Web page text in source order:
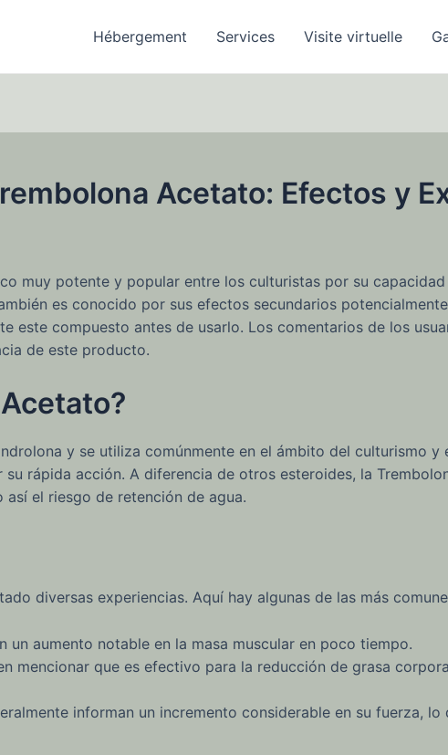
Hébergement Services Visite virtuelle
Acetato: Efectos y
muy potente y popular entre los culturistas por su
es conocido por sus efectos secundarios
este compuesto antes de usarlo. Los comentarios de los
de este producto.
y se utiliza comúnmente en el ámbito del culturismo y
rápida acción. A diferencia de otros esteroides, la
el riesgo de retención de agua.
diversas experiencias. Aquí hay algunas de las más
un aumento notable en la masa muscular en poco tiempo.
mencionar que es efectivo para la reducción de grasa
informan un incremento considerable en su fuerza,